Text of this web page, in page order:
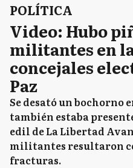
POLÍTICA
Video: Hubo
militantes en
concejales
Paz
Se desató un bochorno
también estaba
edil de La Libertad
militantes resultaron
fracturas.